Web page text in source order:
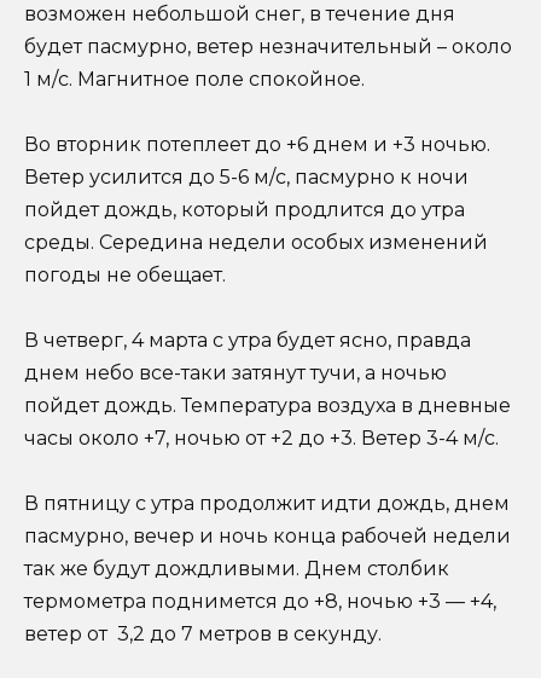
возможен небольшой снег, в течение дня
будет пасмурно, ветер незначительный – около
1 м/с. Магнитное поле спокойное.
Во вторник потеплеет до +6 днем и +3 ночью.
Ветер усилится до 5-6 м/с, пасмурно к ночи
пойдет дождь, который продлится до утра
среды. Середина недели особых изменений
погоды не обещает.
В четверг, 4 марта с утра будет ясно, правда
днем небо все-таки затянут тучи, а ночью
пойдет дождь. Температура воздуха в дневные
часы около +7, ночью от +2 до +3. Ветер 3-4 м/с.
В пятницу с утра продолжит идти дождь, днем
пасмурно, вечер и ночь конца рабочей недели
так же будут дождливыми. Днем столбик
термометра поднимется до +8, ночью +3 — +4,
ветер от 3,2 до 7 метров в секунду.